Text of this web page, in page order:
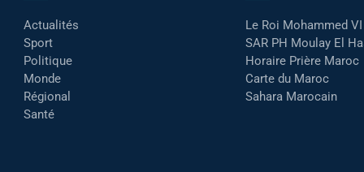
Actualités
Sport
Politique
Monde
Régional
Santé
Le Roi Mohammed VI
SAR PH Moulay El
Horaire Prière Maroc
Carte du Maroc
Sahara Marocain